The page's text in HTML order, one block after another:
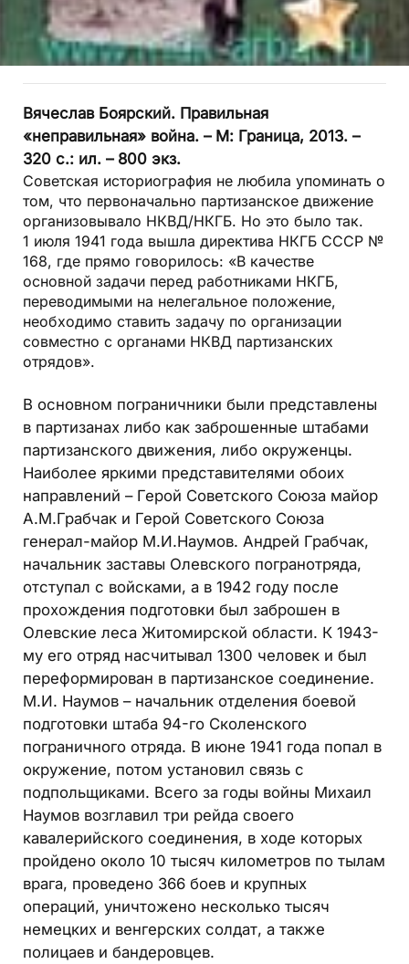
Вячеслав Боярский. Правильная
«неправильная» война. – М: Граница, 2013. –
320 с.: ил. – 800 экз.
Советская историография не любила упоминать о
том, что первоначально партизанское движение
организовывало НКВД/НКГБ. Но это было так.
1 июля 1941 года вышла директива НКГБ СССР №
168, где прямо говорилось: «В качестве
основной задачи перед работниками НКГБ,
переводимыми на нелегальное положение,
необходимо ставить задачу по организации
совместно с органами НКВД партизанских
отрядов».
В основном пограничники были представлены
в партизанах либо как заброшенные штабами
партизанского движения, либо окруженцы.
Наиболее яркими представителями обоих
направлений – Герой Советского Союза майор
А.М.Грабчак и Герой Советского Союза
генерал-майор М.И.Наумов. Андрей Грабчак,
начальник заставы Олевского погранотряда,
отступал с войсками, а в 1942 году после
прохождения подготовки был заброшен в
Олевские леса Житомирской области. К 1943-
му его отряд насчитывал 1300 человек и был
переформирован в партизанское соединение.
М.И. Наумов – начальник отделения боевой
подготовки штаба 94-го Сколенского
пограничного отряда. В июне 1941 года попал в
окружение, потом установил связь с
подпольщиками. Всего за годы войны Михаил
Наумов возглавил три рейда своего
кавалерийского соединения, в ходе которых
пройдено около 10 тысяч километров по тылам
врага, проведено 366 боев и крупных
операций, уничтожено несколько тысяч
немецких и венгерских солдат, а также
полицаев и бандеровцев.